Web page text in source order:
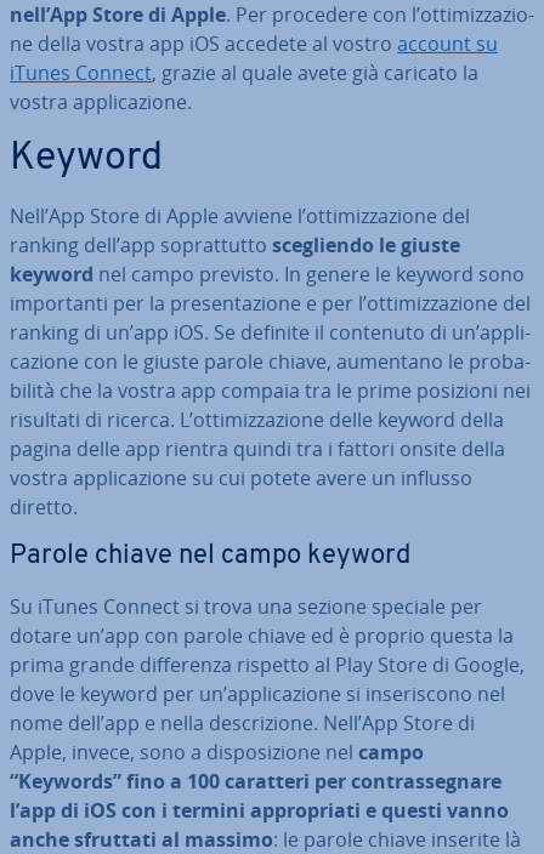
nell’App Store di Apple. Per procedere con l’ot­ti­miz­za­zio­
ne della vostra app iOS accedete al vostro account su
iTunes Connect, grazie al quale avete già caricato la
vostra ap­pli­ca­zio­ne.
Keyword
Nell’App Store di Apple avviene l’ot­ti­miz­za­zio­ne del
ranking dell’app so­prat­tut­to sce­glien­do le giuste
keyword nel campo previsto. In genere le keyword sono
im­por­tan­ti per la pre­sen­ta­zio­ne e per l’ot­ti­miz­za­zio­ne del
ranking di un’app iOS. Se definite il contenuto di un’ap­pli­
ca­zio­ne con le giuste parole chiave, aumentano le pro­ba­
bi­li­tà che la vostra app compaia tra le prime posizioni nei
risultati di ricerca. L’ot­ti­miz­za­zio­ne delle keyword della
pagina delle app rientra quindi tra i fattori onsite della
vostra ap­pli­ca­zio­ne su cui potete avere un influsso
diretto.
Parole chiave nel campo keyword
Su iTunes Connect si trova una sezione speciale per
dotare un’app con parole chiave ed è proprio questa la
prima grande dif­fe­ren­za rispetto al Play Store di Google,
dove le keyword per un’ap­pli­ca­zio­ne si in­se­ri­sco­no nel
nome dell’app e nella de­scri­zio­ne. Nell’App Store di
Apple, invece, sono a di­spo­si­zio­ne nel campo
“Keywords” fino a 100 caratteri per con­tras­se­gna­re
l’app di iOS con i termini ap­pro­pria­ti e questi vanno
anche sfruttati al massimo: le parole chiave inserite là